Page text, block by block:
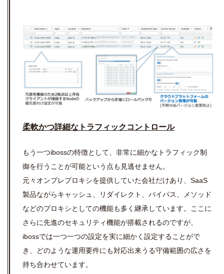
柔軟かつ詳細なトラフィックコントロール
もう一つibossの特徴として、非常に細かなトラフィック制
御を行うことが可能という点も見逃せません。
元々オンプレプロキシを提供していた会社だけあり、SaaS
製品ながらキャッシュ、リダイレクト、バイパス、メソッド
などのプロキシとしての機能も多く継承しています。ここに
さらに先進のセキュリティ機能が搭載されるのですが、
ibossでは一つ一つの設定を実に細かく設定することがで
き、どのような運用要件にも対応出来うる守備範囲の広さを
持ち合わせています。